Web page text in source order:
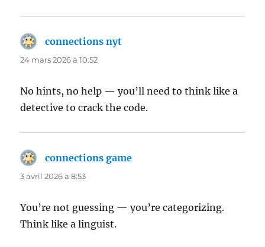
connections nyt
24 mars 2026 à 10:52
No hints, no help — you’ll need to think like a
detective to crack the code.
connections game
3 avril 2026 à 8:53
You’re not guessing — you’re categorizing.
Think like a linguist.